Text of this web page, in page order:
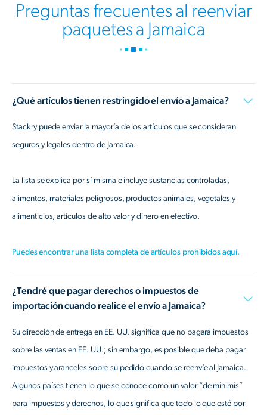
Preguntas frecuentes al reenviar
paquetes a Jamaica
¿Qué artículos tienen restringido el envío a Jamaica?
Stackry puede enviar la mayoría de los artículos que se consideran
seguros y legales dentro de Jamaica.
La lista se explica por sí misma e incluye sustancias controladas,
alimentos, materiales peligrosos, productos animales, vegetales y
alimenticios, artículos de alto valor y dinero en efectivo.
Puedes encontrar una lista completa de artículos prohibidos aquí.
¿Tendré que pagar derechos o impuestos de
importación cuando realice el envío a Jamaica?
Su dirección de entrega en EE. UU. significa que no pagará impuestos
sobre las ventas en EE. UU.; sin embargo, es posible que deba pagar
impuestos y aranceles sobre su pedido cuando se reenvíe al Jamaica.
Algunos países tienen lo que se conoce como un valor “de minimis”
para impuestos y derechos, lo que significa que todo lo que esté por